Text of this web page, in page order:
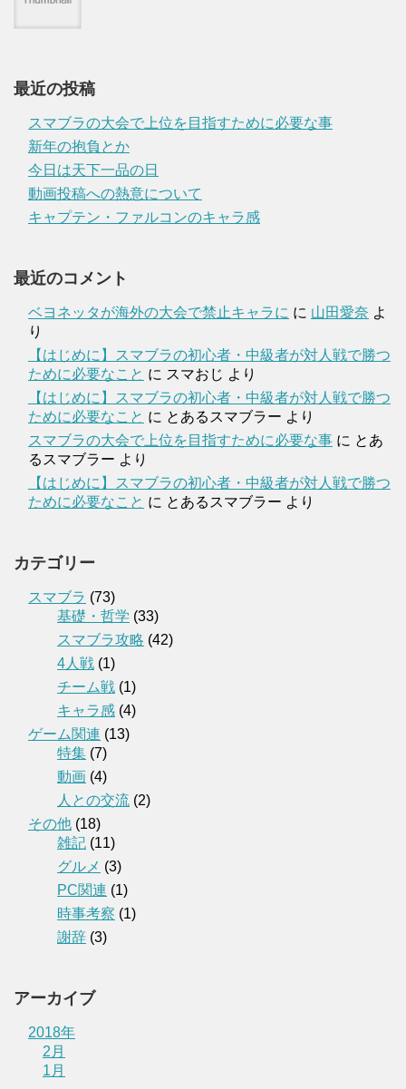
最近の投稿
スマブラの大会で上位を目指すために必要な事
新年の抱負とか
今日は天下一品の日
動画投稿への熱意について
キャプテン・ファルコンのキャラ感
最近のコメント
ベヨネッタが海外の大会で禁止キャラに に 山田愛奈 よ
り
【はじめに】スマブラの初心者・中級者が対人戦で勝つ
ために必要なこと に スマおじ より
【はじめに】スマブラの初心者・中級者が対人戦で勝つ
ために必要なこと に とあるスマブラー より
スマブラの大会で上位を目指すために必要な事 に とあ
るスマブラー より
【はじめに】スマブラの初心者・中級者が対人戦で勝つ
ために必要なこと に とあるスマブラー より
カテゴリー
スマブラ (73)
基礎・哲学 (33)
スマブラ攻略 (42)
4人戦 (1)
チーム戦 (1)
キャラ感 (4)
ゲーム関連 (13)
特集 (7)
動画 (4)
人との交流 (2)
その他 (18)
雑記 (11)
グルメ (3)
PC関連 (1)
時事考察 (1)
謝辞 (3)
アーカイブ
2018年
2月
1月